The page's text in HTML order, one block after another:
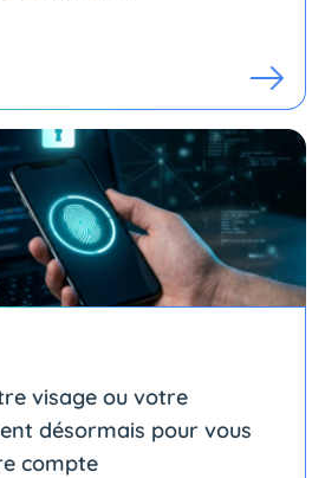
visage ou votre
désormais pour vous
compte